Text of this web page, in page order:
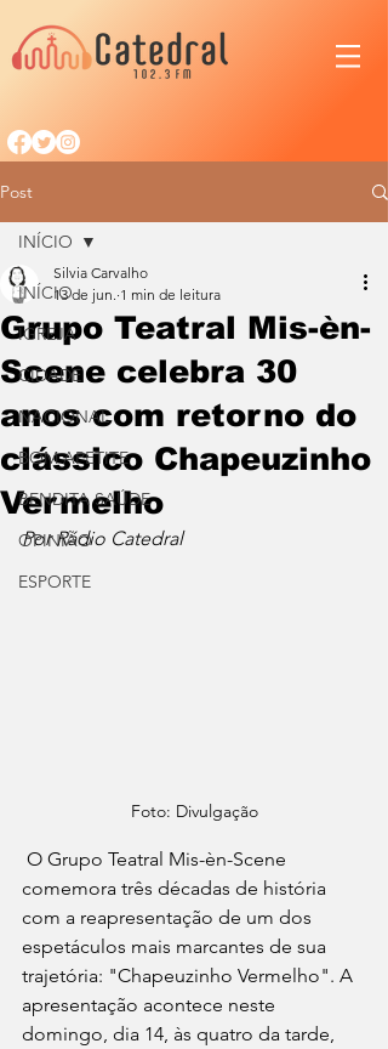
Post
INÍCIO
IGREJA
CIDADE
NACIONAL
BOM APETITE
BENDITA SAÚDE
OPINIÃO
ESPORTE
INÍCIO
Grupo Teatral Mis-èn-
Scene celebra 30
anos com retorno do
clássico Chapeuzinho
Vermelho
Silvia Carvalho
13 de jun. 1 min de leitura
Por Rádio Catedral
Foto: Divulgação
comemora três décadas de história
com a reapresentação de um dos
espetáculos mais marcantes de sua
trajetória: "Chapeuzinho Vermelho". A
apresentação acontece neste
domingo, dia 14, às quatro da tarde,